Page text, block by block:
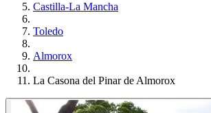
Castilla-La Mancha
Toledo
Almorox
La Casona del Pinar de Almorox